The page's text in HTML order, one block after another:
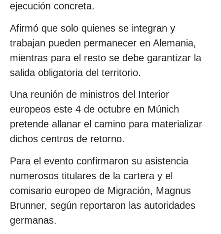
ejecución concreta.
Afirmó que solo quienes se integran y
trabajan pueden permanecer en Alemania,
mientras para el resto se debe garantizar la
salida obligatoria del territorio.
Una reunión de ministros del Interior
europeos este 4 de octubre en Múnich
pretende allanar el camino para materializar
dichos centros de retorno.
Para el evento confirmaron su asistencia
numerosos titulares de la cartera y el
comisario europeo de Migración, Magnus
Brunner, según reportaron las autoridades
germanas.